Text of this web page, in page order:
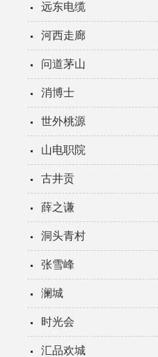
远东电缆
河西走廊
问道茅山
消博士
世外桃源
山电职院
古井贡
薛之谦
洞头青村
张雪峰
澜城
时光会
汇品欢城